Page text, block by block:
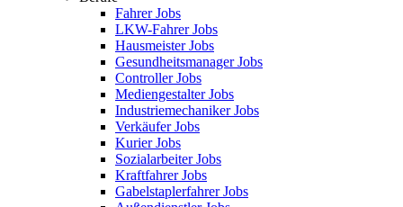
Fahrer Jobs
LKW-Fahrer Jobs
Hausmeister Jobs
Gesundheitsmanager Jobs
Controller Jobs
Mediengestalter Jobs
Industriemechaniker Jobs
Verkäufer Jobs
Kurier Jobs
Sozialarbeiter Jobs
Kraftfahrer Jobs
Gabelstaplerfahrer Jobs